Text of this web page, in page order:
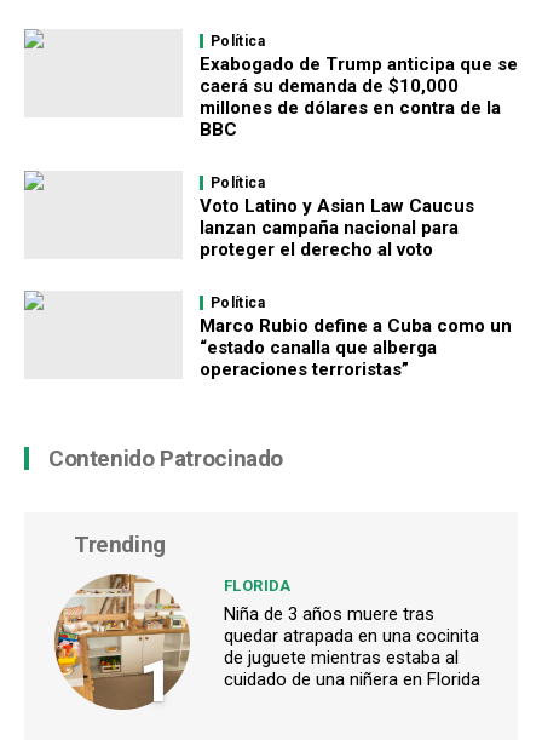
Política
Exabogado de Trump anticipa que se
caerá su demanda de $10,000
millones de dólares en contra de la
BBC
Política
Voto Latino y Asian Law Caucus
lanzan campaña nacional para
proteger el derecho al voto
Política
Marco Rubio define a Cuba como un
“estado canalla que alberga
operaciones terroristas”
Contenido Patrocinado
Trending
1
FLORIDA
Niña de 3 años muere tras
quedar atrapada en una cocinita
de juguete mientras estaba al
cuidado de una niñera en Florida